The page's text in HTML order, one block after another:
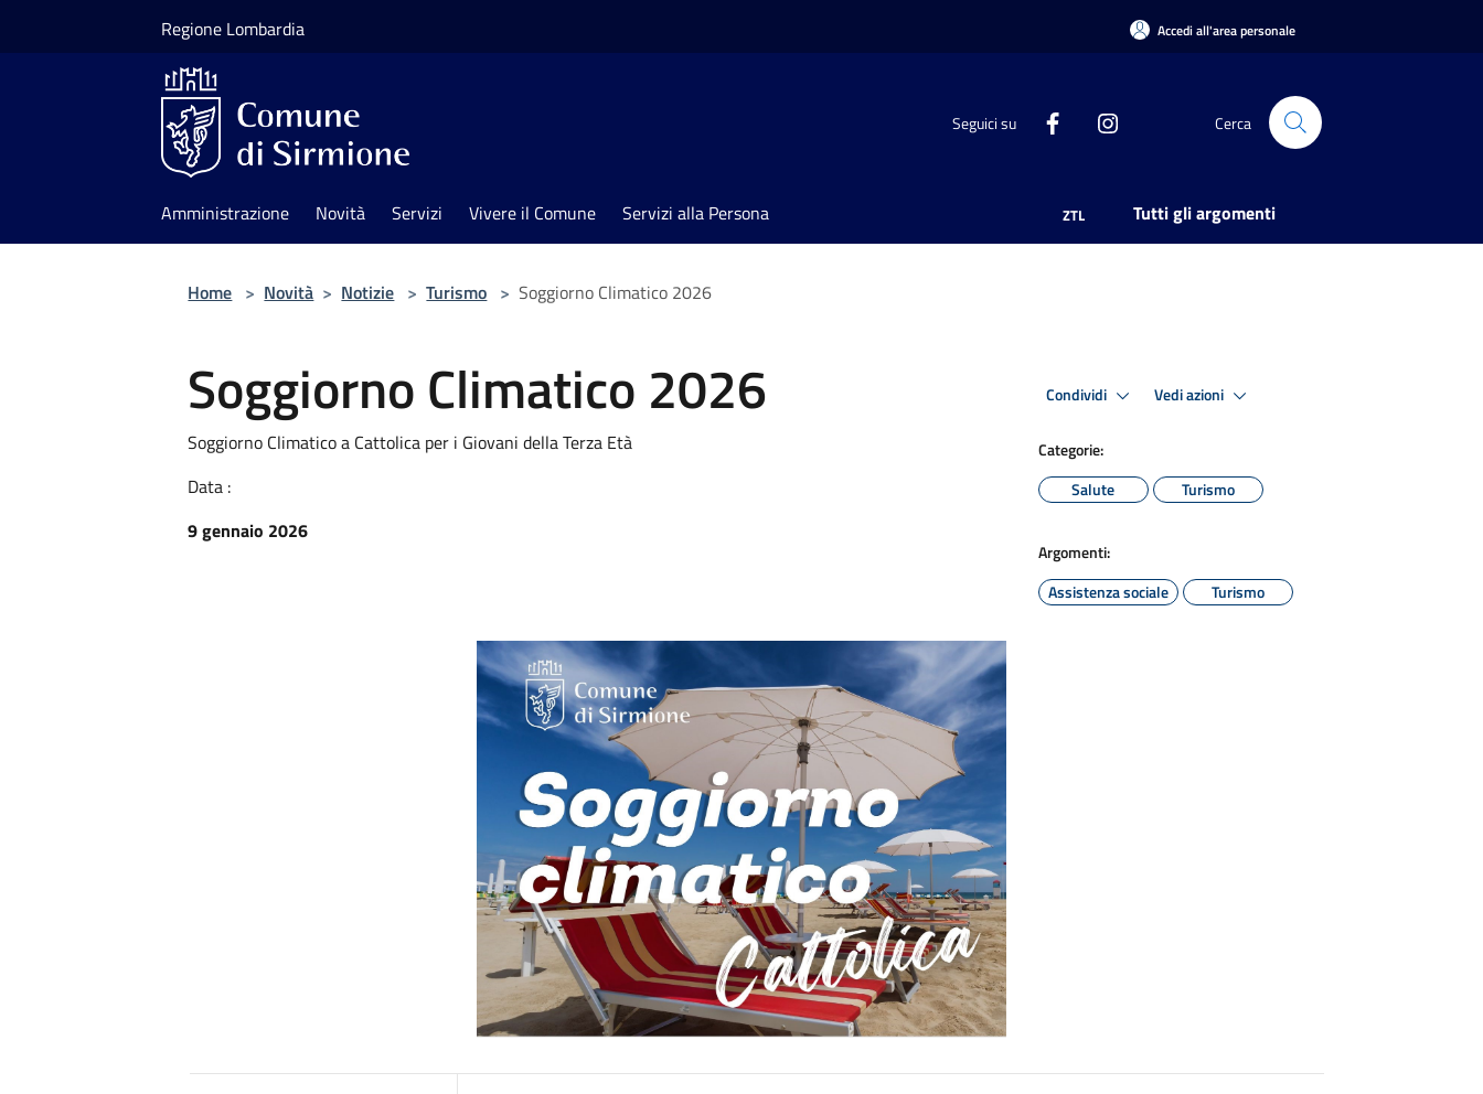
Regione Lombardia Accedi all'area personale
Seguici su Cerca
Amministrazione Novità Servizi Vivere il Comune Servizi alla Persona ZTL Tutti gli argomenti
Home > Novità > Notizie > Turismo > Soggiorno Climatico 2026
Soggiorno Climatico 2026
Soggiorno Climatico a Cattolica per i Giovani della Terza Età
Data :
9 gennaio 2026
Condividi Vedi azioni
Categorie:
Salute
Turismo
Argomenti:
Assistenza sociale
Turismo